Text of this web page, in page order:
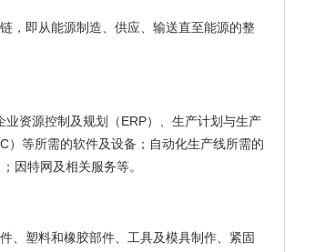
，即从能源制造、供应、输送直至能源的整
资源控制及规划（ERP）、生产计划与生产
）等所需的软件及设备；自动化生产线所需的
因特网及相关服务等。
、塑料和橡胶部件、工具及模具制作、紧固